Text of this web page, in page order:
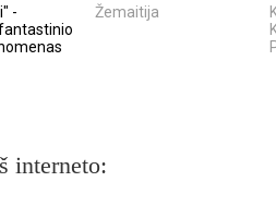
-
Žemaitija
interneto: